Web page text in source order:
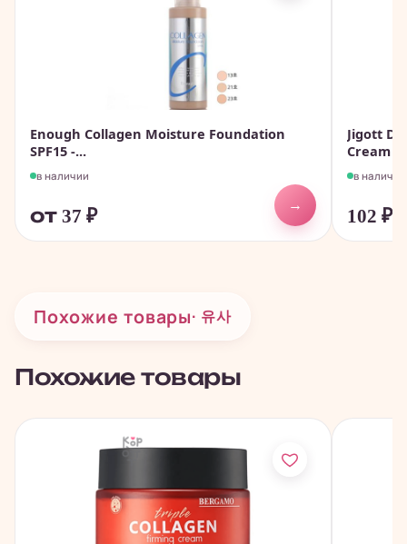
Enough Collagen Moisture Foundation
SPF15 -...
в наличии
от 37 ₽
→
Jigott
Cream
в наличии
102₽
Похожие товары· 유사
Похожие товары